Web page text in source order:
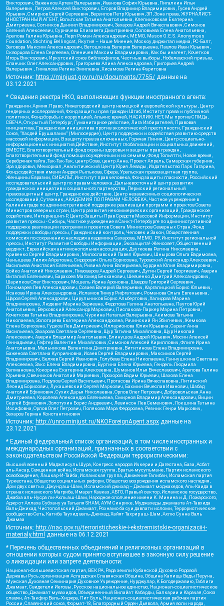
Викторович, Важенков Артем Валерьевич, Иванова София Юрьевна, Пигалкин Илья
Валерьевич, Петров Алексей Викторович, Егоров Владимир Владимирович, Гусев Андрей
Юрьевич, Смирнов Сергей Сергеевич, Верзилов Петр Юрьевич, ЗП, Зона права, ЖУРНАЛИСТ-
ИНОСТРАННЫЙ АГЕНТ, Вольтская Татьяна Анатольевна, Клепиковская Екатерина
Дмитриевна, Сотников Даниил Владимирович, Захаров Андрей Вячеславович, Симонов
Евгений Алексеевич, Сурначева Елизавета Дмитриевна, Соловьева Елена Анатольевна,
Арапова Галина Юрьевна, Перл Роман Александрович, МЕМО, Mason G.E.S. Anonymous
Foundation, Stichting Bellingcat, Якутия – Наше Мнение, Москоу диджитал медиа, РС-Балт,
Заговора Максим Александрович, Ветошкина Валерия Валерьевна, Павлов Иван Юрьевич,
Скворцова Елена Сергеевна, Оленичев Максим Владимирович, Как бы инагент, Кочетков
Игорь Викторович, Иркутский союз библиофилов, Честные выборы, Нобелевский призыв,
Еланчик Олег Александрович, Григорьева Алина Александровна, Григорьев Андрей
Валерьевич , Гималова Регина Эмилевна, Хисамова Регина Фаритовна
Источник: https://minjust.gov.ru/ru/documents/7755/ данные на
03.12.2021
* Сведения реестра НКО, выполняющих функции иностранного агента:
Гражданин.Армия.Право, Нижегородский центр немецкой и европейской культуры, Центр
гендерных исследований, Фонд защиты прав граждан Штаб, Институт права и публичной
политики, Фонд борьбы с коррупцией, Альянс врачей, НАСИЛИЮ.НЕТ, Мы против СПИДа,
СВЕЧА, Открытый Петербург, Гуманитарное действие, Лига Избирателей, Правовая
инициатива, Гражданская инициатива против экологической преступности, Гражданский
Союз, "Хасдей Ерушалаим" (Милосердие), Центр поддержки и содействия развитию средств
массовой информации, В защиту прав заключенных, Горячая Линия, Центр социально-
информационных инициатив Действие, Институт глобализации и социальных движений,
ВМЕСТЕ, Благотворительный фонд охраны здоровья и защиты прав граждан,
Благотворительный фонд помощи осужденным и их семьям, Фонд Тольятти, Новое время,
Серебряная тайга, Так-Так-Так, центр Сова, центр Анна, Проект Апрель, Самарская губерния,
Эра здоровья, Мемориал, Аналитический Центр Юрия Левады, Издательство Парк Гагарина,
Фонд содействия имени Андрея Рылькова, Сфера, Уральская правозащитная группа,
Женщины Евразии, СИБАЛЬТ, Институт прав человека, Фонд защиты гласности, Российский
исследовательский центр по правам человека, Дальневосточный центр развития
гражданских инициатив и социального партнерства, Пермский региональный
правозащитный центр, Гражданское действие, Центр независимых социологических
исследований, Сутяжник, АКАДЕМИЯ ПО ПРАВАМ ЧЕЛОВЕКА, Частное учреждение в
Калининграде по административной поддержке реализации программ и проектов Совета
Министров северных стран, Центр развития некоммерческих организаций, Гражданское
содействие, Интернешнл-Р, Центр Защиты Прав Средств Массовой Информации, Институт
развития прессы - Сибирь, Частное учреждение в Санкт-Петербурге по административной
поддержке реализации программ и проектов Совета Министров Северных Стран, Фонд
поддержки свободы прессы, Гражданский контроль, Человек и Закон, Общественная
комиссия по сохранению наследия академика Сахарова, МЕМО. РУ, Институт региональной
прессы, Институт Развития Свободы Информации, Экозащита!-Женсовет, Общественный
вердикт, Евразийская антимонопольная ассоциация, Дзугкоева Регина Николаевна,
Кривенко Сергей Владимирович, Милославский Павел Юрьевич, Шнырова Ольга Вадимовна,
Чанышева Лилия Айратовна, Сидорович Ольга Борисовна, Туровский Александр Алексеевич,
Васильева Анастасия Евгеньевна, Ривина Анна Валерьевна, Бурдина Юлия Владимировна,
Бойко Анатолий Николаевич, Пивоваров Андрей Сергеевич, Дугин Сергей Георгиевич, Аверин
Виталий Евгеньевич, Барахоев Магомед Бекханович, Шевченко Дмитрий Александрович,
Шарипков Олег Викторович, Мошель Ирина Ароновна, Шведов Григорий Сергеевич,
Пономарев Лев Александрович, Созаев Валерий Валерьевич, Каргалицкий Борис Юльевич,
Исакова Ирина Александровна, Исламов Тимур Рифгатович, Романова Ольга Евгеньевна,
Щаров Сергей Алексадрович, Цирульников Борис Альбертович, Халидова Марина
Владимировна, Людевиг Марина Зариевна, Федотова Галина Анатольевна, Паутов Юрий
Анатольевич, Верховский Александр Маркович, Пислакова-Паркер Марина Петровна,
Кочеткова Татьяна Владимировна, Чуркина Наталья Валерьевна, Акимова Татьяна
Николаевна, Золотарева Екатерина Александровна, Рачинский Ян Збигневич, Жемкова
Елена Борисовна, Гудков Лев Дмитриевич, Илларионова Юлия Юрьевна, Саранг Анна
Васильевна, Захарова Светлана Сергеевна, Щур Татьяна Михайловна, Щур Николай
Алексеевич, Аверин Владимир Анатольевич, Блинушов Андрей Юрьевич, Мосин Алексей
Геннадьевич, Гефтер Валентин Михайлович, Симонов Алексей Кириллович, Флиге Ирина
Анатольевна, Мельникова Валентина Дмитриевна, Вититинова Елена Владимировна,
Баженова Светлана Куприяновна, Исаев Сергей Владимирович, Максимов Сергей
Владимирович, Беляев Сергей Иванович, Голубева Елена Николаевна, Ганнушкина Светлана
Алексеевна, Закс Елена Владимировна, Буртина Елена Юрьевна, Гендель Людмила
Залмановна, Кокорина Екатерина Алексеевна, Шуманов Илья Вячеславович, Арапова Галина
Юрьевна, Свечников Анатолий Мариевич, Прохоров Вадим Юрьевич, Шахова Елена
Владимировна, Подузов Сергей Васильевич, Протасова Ирина Вячеславовна, Литинский
Леонид Борисович, Лукашевский Сергей Маркович, Бахмин Вячеслав Иванович, Шабад
Анатолий Ефимович, Сухих Дарья Николаевна, Орлов Олег Петрович, Добровольская Анна
Дмитриевна, Королева Александра Евгеньевна, Смирнов Владимир Александрович, Вицин
Сергей Ефимович, Золотухин Борис Андреевич, Левинсон Лев Семенович, Локшина Татьяна
Иосифовна, Орлов Олег Петрович, Полякова Мара Федоровна, Резник Генри Маркович,
Захаров Герман Константинович
Источник: http://unro.minjust.ru/NKOForeignAgent.aspx данные на
23.12.2021
* Единый федеральный список организаций, в том числе иностранных и
международных организаций, признанных в соответствии с
законодательством Российской Федерации террористическими:
Высший военный Маджлисуль Шура, Конгресс народов Ичкерии и Дагестана, База, Асбат
аль-Ансар, Священная война, Исламская группа, Братья-мусульмане, Партия исламского
освобождения, Лашкар-И-Тайба, Исламская группа, Движение Талибан, Исламская партия
Туркестана, Общество социальных реформ, Общество возрождения исламского наследия,
Дом двух святых, Джунд аш-Шам, Исламский джихад – Джамаат моджахедов, Аль-Каида в
странах исламского Магриба, Имарат Кавказ, АБТО, Правый сектор, Исламское государство,
Джабха аль-Нусра ли-Ахль аш-Шам, Народное ополчение имени К. Минина и Д. Пожарского,
Аджр от Аллаха Субхану уа Тагьаля SHAM, АУМ Синрике, Муджахеды джамаата Ат-Тавхида
Валь-Джихад, Чистопольский Джамаат, Рохнамо ба суи давлати исломи, Террористическое
сообщество Сеть, Катиба Таухид валь-Джихад, Хайят Тахрир аш-Шам, Ахлю Сунна Валь
Джамаа
Источник: http://nac.gov.ru/terroristicheskie-i-ekstremistskie-organizacii-i-
materialy.html данные на 06.12.2021
* Перечень общественных объединений и религиозных организаций в
отношении которых судом принято вступившее в законную силу решение
о ликвидации или запрете деятельности:
Национал-большевистская партия, ВЕК РА, Рада земли Кубанской Духовно Родовой
Державы Русь, организация Асгардская Славянская Община, Община Капища Веды Перуна,
Мужская Духовная Семинария Духовное Учреждение, Нурджулар, К Богодержавию, Таблиги
Джамаат, Свидетели Иеговы, Русское национальное единство, Национал-социалистическое
общество, Джамаат мувахидов, Объединенный Вилайат Кабарды, Балкарии и Карачая, Союз
славян, Ат-Такфир Валь-Хиджра, Пит Буль, Национал-социалистическая рабочая партия
России, Славянский союз, Формат-18, Благородный Орден Дьявола, Армия воли народа,